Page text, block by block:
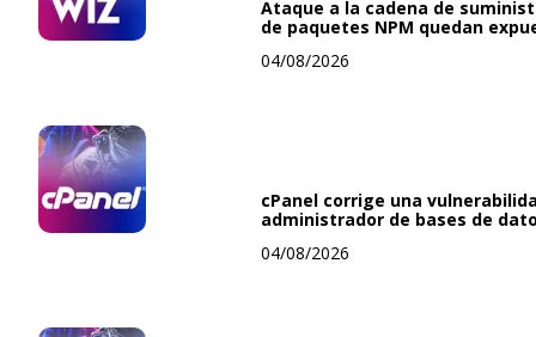
Ataque a la cadena de
de paquetes NPM quedan
04/08/2026
cPanel corrige una
administrador de bases de
04/08/2026